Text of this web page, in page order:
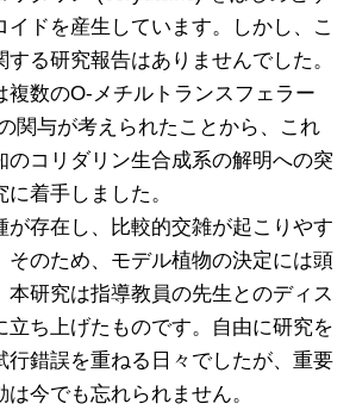
ドを産生しています。しかし、こ
る研究報告はありませんでした。
複数のO-メチルトランスフェラー
関与が考えられたことから、これ
コリダリン生合成系の解明への突
着手しました。
存在し、比較的交雑が起こりやす
のため、モデル植物の決定には頭
研究は指導教員の先生とのディス
ち上げたものです。自由に研究を
行錯誤を重ねる日々でしたが、重要
今でも忘れられません。